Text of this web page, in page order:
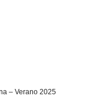
– Verano 2025